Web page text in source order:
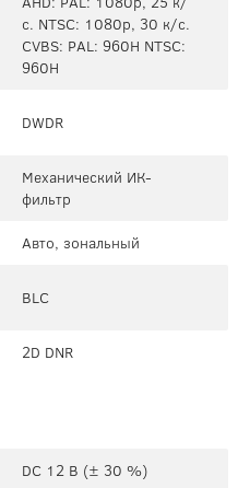
с. NTSC: 1080p, 30 к/с.
CVBS: PAL: 960H NTSC:
960H
DWDR
Механический ИК-
фильтр
Авто, зональный
BLC
2D DNR
DC 12 В (± 30 %)